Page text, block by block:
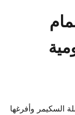
من سلة السكيمر وأفرغها